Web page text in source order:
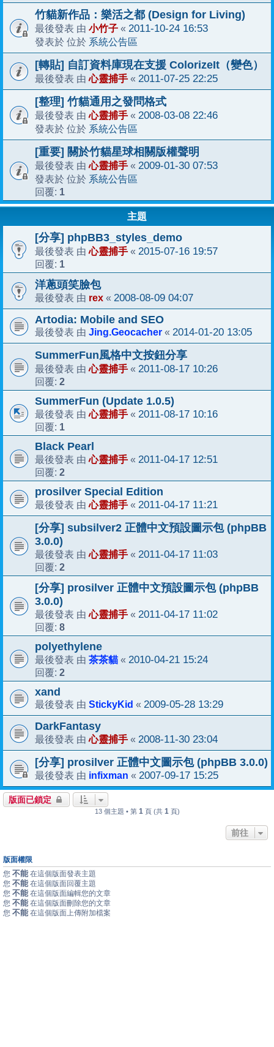
竹貓新作品：樂活之都 (Design for Living)
最後發表 由 小竹子 « 2011-10-24 16:53
發表於 位於 系統公告區
[轉貼] 自訂資料庫現在支援 ColorizeIt（變色）
最後發表 由心靈捕手 « 2011-07-25 22:25
[整理] 竹貓通用之發問格式
最後發表 由心靈捕手 « 2008-03-08 22:46
發表於 位於 系統公告區
[重要] 關於竹貓星球相關版權聲明
最後發表 由心靈捕手 « 2009-01-30 07:53
發表於 位於 系統公告區
回覆: 1
主題
[分享] phpBB3_styles_demo
最後發表 由心靈捕手 « 2015-07-16 19:57
回覆: 1
洋蔥頭笑臉包
最後發表 由 rex « 2008-08-09 04:07
Artodia: Mobile and SEO
最後發表 由 Jing.Geocacher « 2014-01-20 13:05
SummerFun風格中文按鈕分享
最後發表 由心靈捕手 « 2011-08-17 10:26
回覆: 2
SummerFun (Update 1.0.5)
最後發表 由心靈捕手 « 2011-08-17 10:16
回覆: 1
Black Pearl
最後發表 由心靈捕手 « 2011-04-17 12:51
回覆: 2
prosilver Special Edition
最後發表 由心靈捕手 « 2011-04-17 11:21
[分享] subsilver2 正體中文預設圖示包 (phpBB
3.0.0)
最後發表 由心靈捕手 « 2011-04-17 11:03
回覆: 2
[分享] prosilver 正體中文預設圖示包 (phpBB
3.0.0)
最後發表 由心靈捕手 « 2011-04-17 11:02
回覆: 8
polyethylene
最後發表 由 茶茶貓 « 2010-04-21 15:24
回覆: 2
xand
最後發表 由 StickyKid « 2009-05-28 13:29
DarkFantasy
最後發表 由心靈捕手 « 2008-11-30 23:04
[分享] prosilver 正體中文圖示包 (phpBB 3.0.0)
最後發表 由 infixman « 2007-09-17 15:25
版面已鎖定
13 個主題 • 第 1 頁 (共 1 頁)
前往
版面權限
您 不能 在這個版面發表主題
您 不能 在這個版面回覆主題
您 不能 在這個版面編輯您的文章
您 不能 在這個版面刪除您的文章
您 不能 在這個版面上傳附加檔案